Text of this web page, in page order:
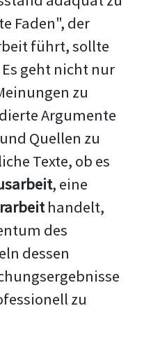
Faden", der
führt, sollte
geht nicht nur
zu
Argumente
Quellen zu
Texte, ob es
, eine
handelt,
des
dessen
zu